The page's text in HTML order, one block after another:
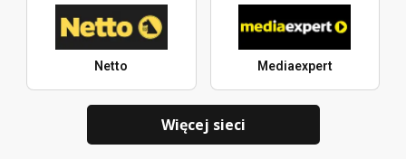
Netto Mediaexpert
Więcej sieci